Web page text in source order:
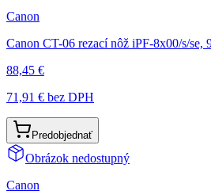
Canon
Canon CT-06 rezací nôž iPF-8x00/s/se,
88,45 €
71,91 € bez DPH
Predobjednať
Obrázok nedostupný
Canon